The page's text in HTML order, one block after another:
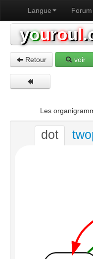
Langue Forum
youroul
Retour voir
Les
dot